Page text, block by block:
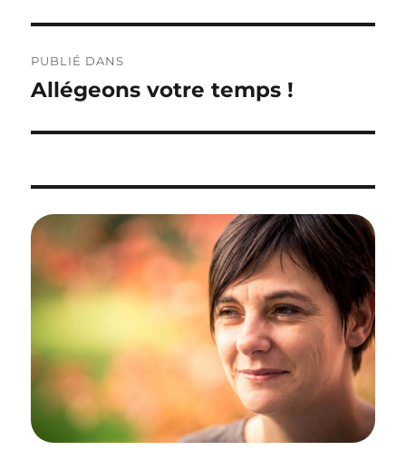
de
l’article
PUBLIÉ DANS
Allégeons votre temps !